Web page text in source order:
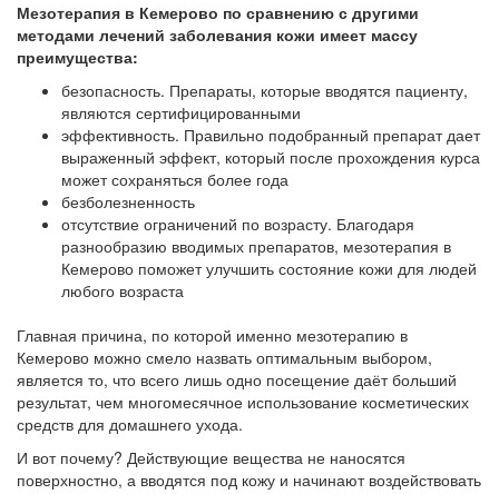
Мезотерапия в Кемерово по сравнению с другими
методами лечений заболевания кожи имеет массу
преимущества:
безопасность. Препараты, которые вводятся пациенту,
являются сертифицированными
эффективность. Правильно подобранный препарат дает
выраженный эффект, который после прохождения курса
может сохраняться более года
безболезненность
отсутствие ограничений по возрасту. Благодаря
разнообразию вводимых препаратов, мезотерапия в
Кемерово поможет улучшить состояние кожи для людей
любого возраста
Главная причина, по которой именно мезотерапию в
Кемерово можно смело назвать оптимальным выбором,
является то, что всего лишь одно посещение даёт больший
результат, чем многомесячное использование косметических
средств для домашнего ухода.
И вот почему? Действующие вещества не наносятся
поверхностно, а вводятся под кожу и начинают воздействовать